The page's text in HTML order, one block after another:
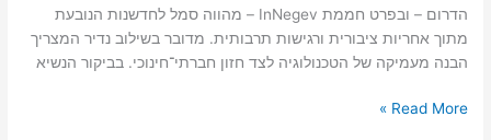
הדרום – ובפרט חממת InNegev – מהווה סמל לחדשנות הנובעת
מתוך אחריות ציבורית ורגישות תרבותית. מדובר בשילוב נדיר המצריך
הבנה מעמיקה של הטכנולוגיה לצד חזון חברתי־חינוכי. בביקור הנשיא
Read More »